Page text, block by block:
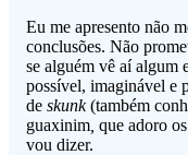
Eu me apresento não
conclusões. Não
se alguém vê aí algum
possível, imaginável e
de skunk(também
guaxinim que adoro
vou dizer.